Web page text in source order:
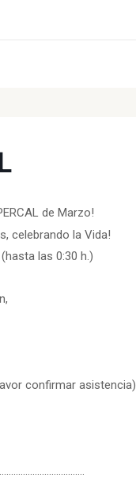
de Marzo!
celebrando la Vida!
las 0:30 h.)
confirmar asistencia)